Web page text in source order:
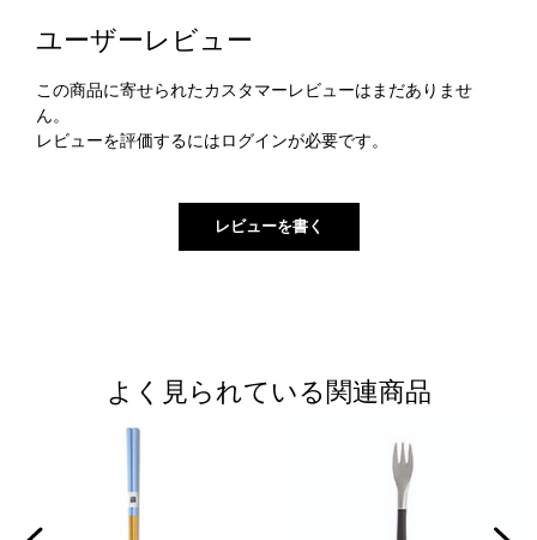
ユーザーレビュー
この商品に寄せられたカスタマーレビューはまだありませ
ん。
レビューを評価するには ログインが必要です。
よく見られている関連商品